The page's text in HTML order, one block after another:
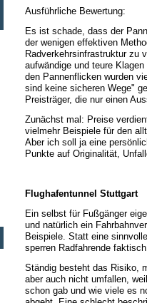
Ausführliche Bewertung:
Es ist schade, dass der
der wenigen effektiven
Radverkehrsinfrastruktur zu
aufwändige und teure
den Pannenflicken wurden
sind keine sicheren Wege"
Preisträger, die nur einen
Zunächst mal: Preise
vielmehr Beispiele für den
Aber ich soll ja eine
Punkte auf Originalität,
Flughafentunnel Stuttgart
Ein selbst für Fußgänger
und natürlich ein
Beispiele. Statt eine
sperren Radfahrende
Ständig besteht das Risiko,
aber auch nicht umfallen,
schon gab und wie viele es